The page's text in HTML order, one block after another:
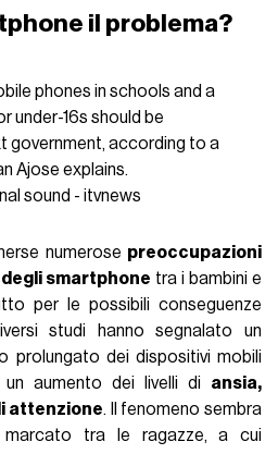
il problema?
phones in schools and a
under-16s should be
government, according to a
Ajose explains.
sound - itvnews
numerose preoccupazioni
degli smartphone tra i bambini e
per le possibili conseguenze
studi hanno segnalato un
prolungato dei dispositivi mobili
aumento dei livelli di ansia,
attenzione. Il fenomeno sembra
marcato tra le ragazze, a cui